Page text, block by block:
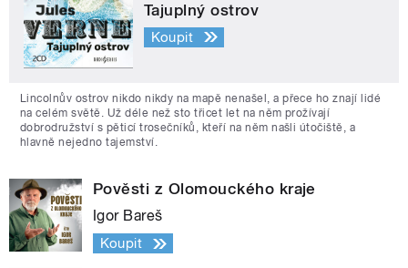
Tajuplný ostrov
Koupit
Lincolnův ostrov nikdo nikdy na mapě nenašel, a přece ho znají lidé
na celém světě. Už déle než sto třicet let na něm prožívají
dobrodružství s pěticí trosečníků, kteří na něm našli útočiště, a
hlavně nejedno tajemství.
Pověsti z Olomouckého kraje
Igor Bareš
Koupit